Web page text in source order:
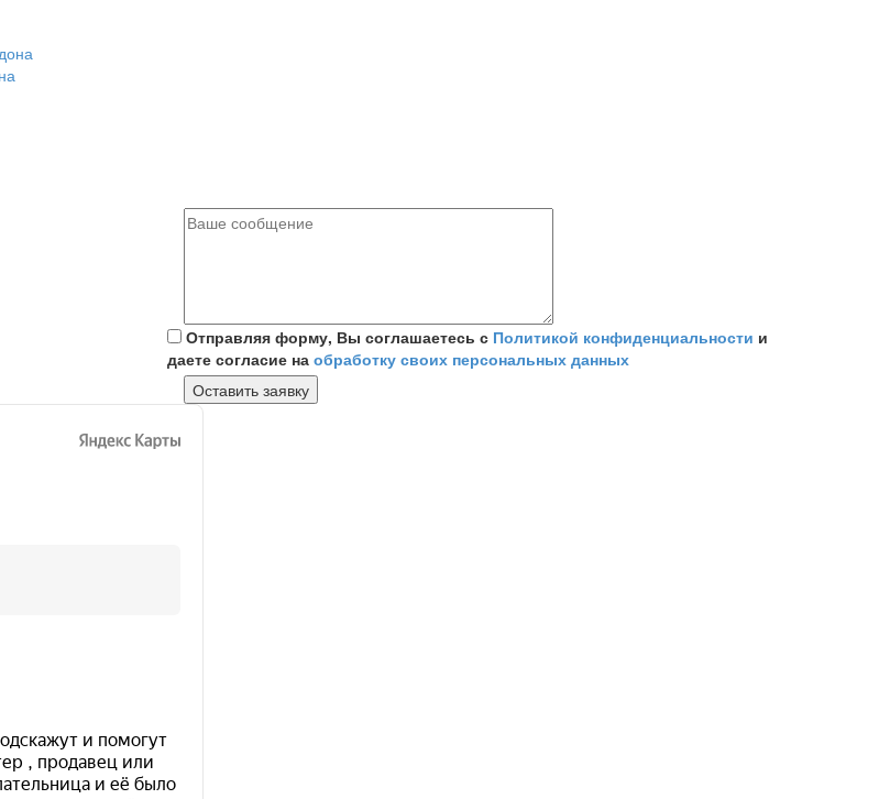
Отправляя форму, Вы соглашаетесь с Политикой конфиденциальности и
даете согласие на обработку своих персональных данных